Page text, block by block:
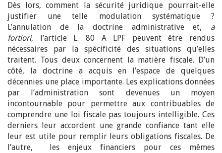
Dès lors, comment la sécurité juridique pourrait-elle
justifier une telle modulation systématique ?
L’annulation de la doctrine administrative et, a
fortiori, l’article L. 80 A LPF peuvent être rendus
nécessaires par la spécificité des situations qu’elles
traitent. Tous deux concernent la matière fiscale. D’un
côté, la doctrine a acquis en l’espace de quelques
décennies une place importante. Les explications données
par l’administration sont devenues un moyen
incontournable pour permettre aux contribuables de
comprendre une loi fiscale pas toujours intelligible. Ces
derniers leur accordent une grande confiance tant elle
leur est utile pour remplir leurs obligations fiscales. De
l’autre, les enjeux financiers pour ces mêmes